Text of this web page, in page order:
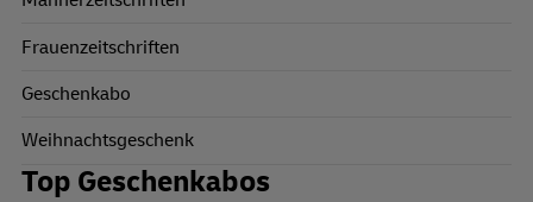
Frauenzeitschriften
Geschenkabo
Weihnachtsgeschenk
Top Geschenkabos